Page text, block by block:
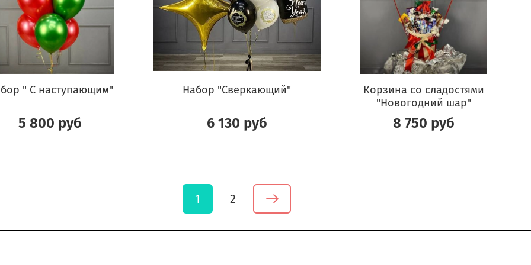
" С наступающим"
5 800 руб
Набор "Сверкающий"
6 130 руб
Корзина со сладостями
"Новогодний шар"
8 750 руб
1 2